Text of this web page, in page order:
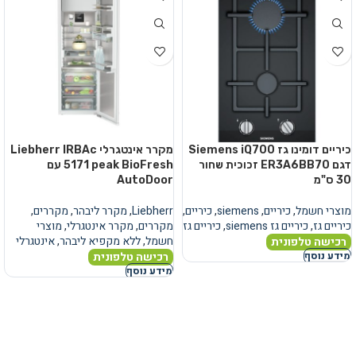
כיריים דומינו גז Siemens iQ700
דגם ER3A6BB70 זכוכית שחור
30 ס"מ
מוצרי חשמל,כיריים,
siemens
,כיריים,
כיריים גז,כיריים גז siemens ,כיריים גז
רכישה טלפונית
מידע נוסף
מקרר אינטגרלי Liebherr IRBAc
5171 peak BioFresh עם
AutoDoor
Liebherr
,מקרר ליבהר,מקררים,
מקררים,מקרר אינטגרלי,מוצרי
חשמל,ללא מקפיא ליבהר,אינטגרלי
רכישה טלפונית
מידע נוסף